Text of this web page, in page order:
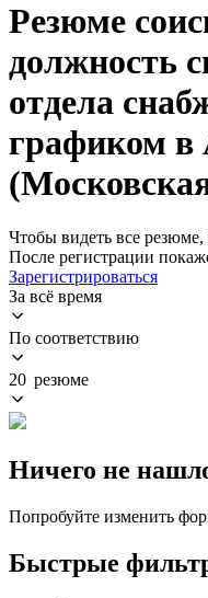
Резюме
должность
отдела
графиком в
Чтобы видеть все резюме,
После регистрации
Зарегистрироваться
За всё время
По соответствию
20 резюме
Ничего не
Попробуйте изменить
Быстрые